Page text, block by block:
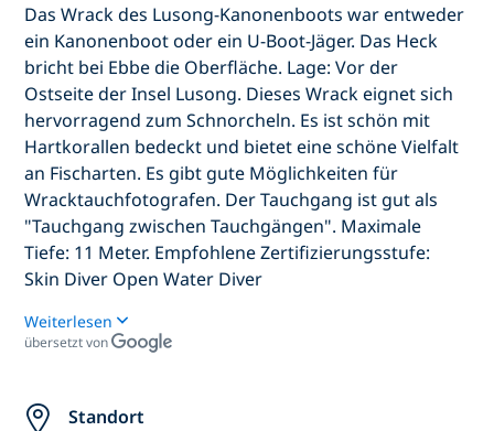
Das Wrack des Lusong-Kanonenboots war entweder
ein Kanonenboot oder ein U-Boot-Jäger. Das Heck
bricht bei Ebbe die Oberfläche. Lage: Vor der
Ostseite der Insel Lusong. Dieses Wrack eignet sich
hervorragend zum Schnorcheln. Es ist schön mit
Hartkorallen bedeckt und bietet eine schöne Vielfalt
an Fischarten. Es gibt gute Möglichkeiten für
Wracktauchfotografen. Der Tauchgang ist gut als
"Tauchgang zwischen Tauchgängen". Maximale
Tiefe: 11 Meter. Empfohlene Zertifizierungsstufe:
Skin Diver Open Water Diver
Weiterlesen
übersetzt von
Standort